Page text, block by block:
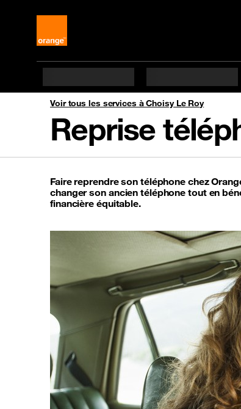
Voir tous les services à Choisy Le Roy
Reprise
Faire reprendre son téléphone chez
changer son ancien téléphone tout en
financière équitable.